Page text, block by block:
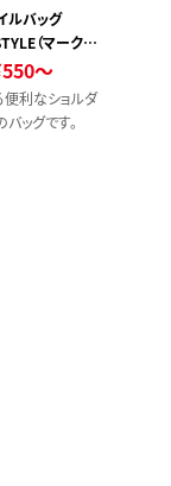
ルバッグ
（マークレ
550～
利なショルダ
ッグです。